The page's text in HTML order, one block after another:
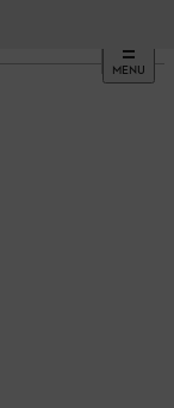
MENU